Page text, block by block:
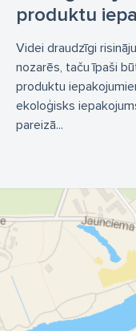
produktu
Videi draudzīgi
nozarēs, taču īpaši
produktu
ekoloģisks
pareizā...